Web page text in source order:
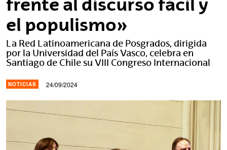
frente al discurso fácil y
el populismo»
La Red Latinoamericana de Posgrados, dirigida
por la Universidad del País Vasco, celebra en
Santiago de Chile su VIII Congreso Internacional
NOTICIAS 24/09/2024